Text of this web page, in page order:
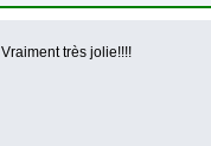
Vraiment très jolie!!!!